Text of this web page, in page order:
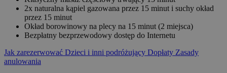
2x naturalna kąpiel gazowana przez 15 minut i suchy okład
przez 15 minut
Okład borowinowy na plecy na 15 minut (2 miejsca)
Bezpłatny bezprzewodowy dostęp do Internetu
Jak zarezerwować Dzieci i inni podróżujący Dopłaty Zasady
anulowania